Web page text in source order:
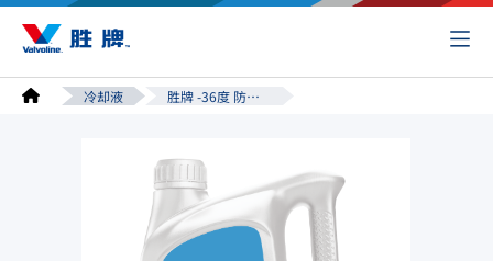
冷却液 胜牌 -36度 防冻液